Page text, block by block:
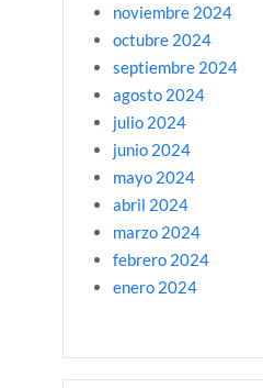
noviembre 2024
octubre 2024
septiembre 2024
agosto 2024
julio 2024
junio 2024
mayo 2024
abril 2024
marzo 2024
febrero 2024
enero 2024